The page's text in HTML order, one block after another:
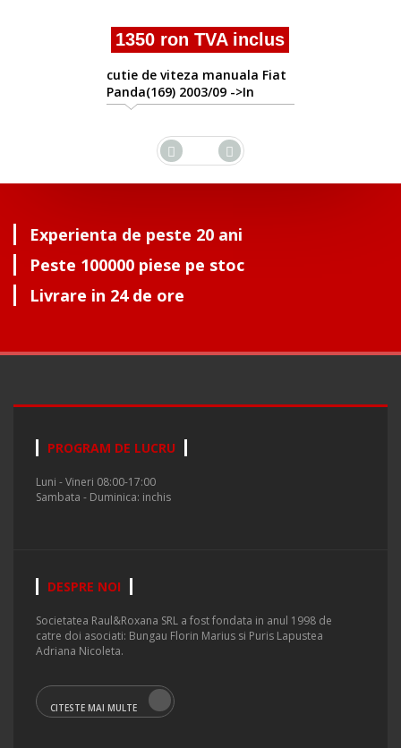
Experienta de peste 20 ani
Peste 100000 piese pe stoc
Livrare in 24 de ore
PROGRAM DE LUCRU
Luni - Vineri 08:00-17:00
Sambata - Duminica: inchis
DESPRE NOI
Societatea Raul&Roxana SRL a fost fondata in anul 1998 de
catre doi asociati: Bungau Florin Marius si Puris Lapustea
Adriana Nicoleta.
CITESTE MAI MULTE